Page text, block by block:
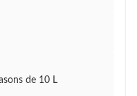
de 10 L